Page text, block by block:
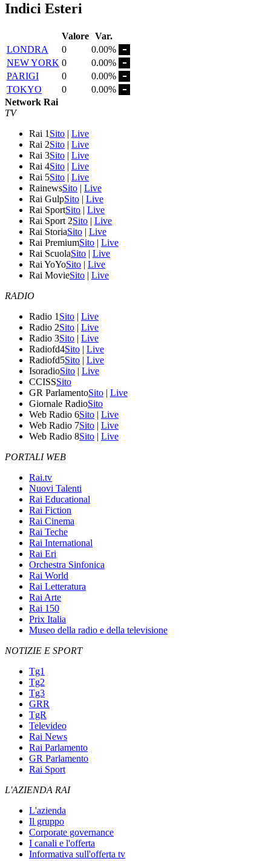
Indici Esteri
Valore Var.
LONDRA
0
0.00%
NEW YORK 0
0.00%
PARIGI
0
0.00%
TOKYO
0
0.00%
Network Rai
TV
Rai 1 Sito | Live
Rai 2Sito | Live
Rai 3Sito | Live
Rai 4Sito | Live
Rai 5Sito | Live
RainewsSito | Live
Rai GulpSito | Live
Rai SportSito | Live
Rai Sport 2Sito | Live
Rai StoriaSito | Live
Rai PremiumSito | Live
Rai ScuolaSito | Live
Rai YoYoSito | Live
Rai MovieSito | Live
RADIO
Radio 1 Sito | Live
Radio 2Sito | Live
Radio 3Sito | Live
Radiofd4Sito | Live
Radiofd5Sito | Live
IsoradioSito | Live
CCISSSito
GR ParlamentoSito | Live
Giornale RadioSito
Web Radio 6Sito | Live
Web Radio 7Sito | Live
Web Radio 8Sito | Live
PORTALI WEB
Rai.tv
Nuovi Talenti
Rai Educational
Rai Fiction
Rai Cinema
Rai Teche
Rai International
Rai Eri
Orchestra Sinfonica
Rai World
Rai Letteratura
Rai Arte
Rai 150
Prix Italia
Museo della radio e della televisione
NOTIZIE E SPORT
Tg1
Tg2
Tg3
GRR
TgR
Televideo
Rai News
Rai Parlamento
GR Parlamento
Rai Sport
L'AZIENDA RAI
L'azienda
Il gruppo
Corporate governance
I canali e l'offerta
Informativa sull'offerta tv